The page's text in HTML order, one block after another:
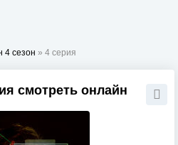
4 сезон » 4 серия
смотреть онлайн